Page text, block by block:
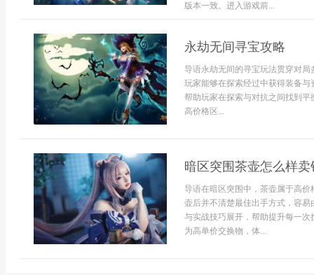
版本一致。进入游戏前...
永劫无间寻宝攻略
导语永劫无间的寻宝玩法贯穿对
玩家能够在探索经过中获得装备
帮助玩家在探索与对抗之间找到
高价格区...
暗区突围茶壶怎么样卖
导语在暗区突围中，茶壶属于高
壶后并不清楚最佳出手方式，容
与实战技巧展开，帮助提升每一
为高单价交换物，体...